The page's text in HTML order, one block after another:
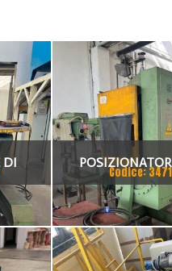
DI
SALDATRICE
Codice: